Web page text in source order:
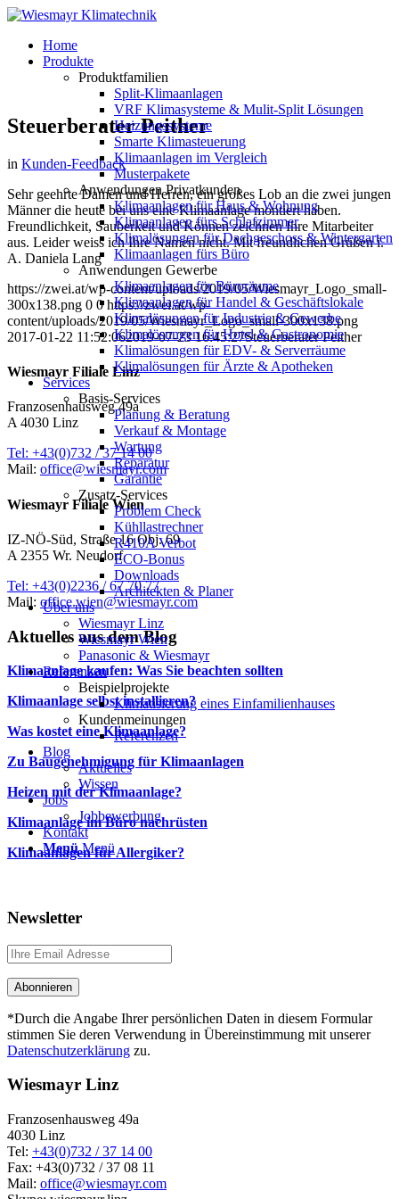
Home
Produkte
Produktfamilien
Split-Klimaanlagen
VRF Klimasysteme & Mulit-Split Lösungen
Heizungssysteme
Smarte Klimasteuerung
Klimaanlagen im Vergleich
Musterpakete
Anwendungen Privatkunden
Klimaanlagen für Haus & Wohnung
Klimaanlagen fürs Schlafzimmer
Klimalösungen für Dachgeschoss & Wintergarten
Klimaanlagen fürs Büro
Anwendungen Gewerbe
Klimaanlagen für Büroräume
Klimaanlagen für Handel & Geschäftslokale
Klimalösungen für Industrie & Gewerbe
Klimalösungen für Hotel & Gastronomie
Klimalösungen für EDV- & Serverräume
Klimalösungen für Ärzte & Apotheken
Services
Basis-Services
Planung & Beratung
Verkauf & Montage
Wartung
Reparatur
Garantie
Zusatz-Services
Problem Check
Kühllastrechner
R410A Verbot
ECO-Bonus
Downloads
Architekten & Planer
Über uns
Wiesmayr Linz
Wiesmayr Wien
Panasonic & Wiesmayr
Referenzen
Beispielprojekte
Klimatisierung eines Einfamilienhauses
Kundenmeinungen
Referenzen
Blog
Aktuelles
Wissen
Jobs
Jobbewerbung
Kontakt
Menü Menü
Steuerberater Peither
in Kunden-Feedback
Sehr geehrte Damen und Herren, ein großes Lob an die zwei jungen
Männer die heute bei uns eine Klimaanlage montiert haben.
Freundlichkeit, Sauberkeit und Können zeichnen Ihre Mitarbeiter
aus. Leider weiss ich Ihre Namen nicht. Mit freundlichen Grüßen i.
A. Daniela Lang
https://zwei.at/wp-content/uploads/2019/05/Wiesmayr_Logo_small-
300x138.png 0 0 https://zwei.at/wp-
content/uploads/2019/05/Wiesmayr_Logo_small-300x138.png
2017-01-22 11:52:062019-07-23 16:45:27Steuerberater Peither
Wiesmayr Filiale Linz
Franzosenhausweg 49a
A 4030 Linz
Tel: +43(0)732 / 37 14 00
Mail: office@wiesmayr.com
Wiesmayr Filiale Wien
IZ-NÖ-Süd, Straße 16 Obj. 69
A 2355 Wr. Neudorf
Tel: +43(0)2236 / 67 70 77
Mail: office.wien@wiesmayr.com
Aktuelles aus dem Blog
Klimaanlage kaufen: Was Sie beachten sollten
Klimaanlage selbst installieren?
Was kostet eine Klimaanlage?
Zu Baugenehmigung für Klimaanlagen
Heizen mit der Klimaanlage?
Klimaanlage im Büro nachrüsten
Klimaanlagen für Allergiker?
Newsletter
*Durch die Angabe Ihrer persönlichen Daten in diesem Formular
stimmen Sie deren Verwendung in Übereinstimmung mit unserer
Datenschutzerklärung zu.
Wiesmayr Linz
Franzosenhausweg 49a
4030 Linz
Tel: +43(0)732 / 37 14 00
Fax: +43(0)732 / 37 08 11
Mail: office@wiesmayr.com